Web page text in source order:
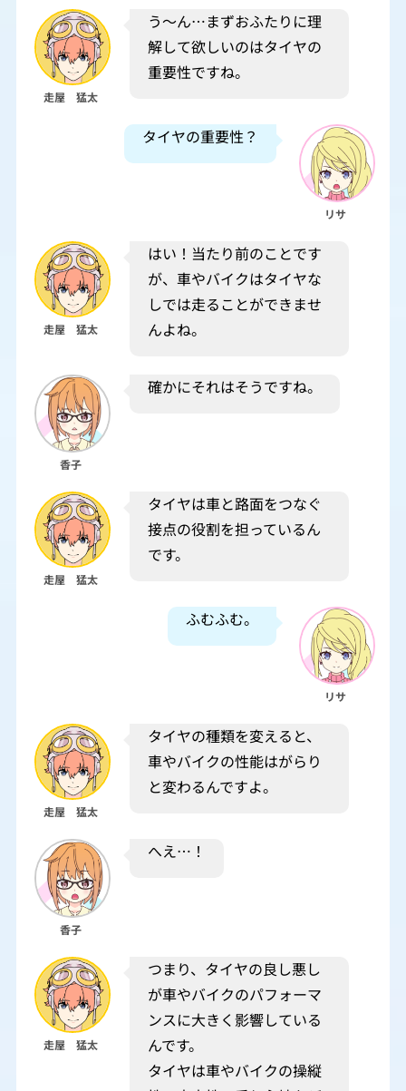
走屋 猛太
う～ん…まずおふたりに理
解して欲しいのはタイヤの
重要性ですね。
タイヤの重要性？
リサ
走屋 猛太
はい！当たり前のことです
が、車やバイクはタイヤな
しでは走ることができませ
んよね。
香子
確かにそれはそうですね。
走屋 猛太
タイヤは車と路面をつなぐ
接点の役割を担っているん
です。
ふむふむ。
リサ
走屋 猛太
タイヤの種類を変えると、
車やバイクの性能はがらり
と変わるんですよ。
香子
へえ…！
走屋 猛太
つまり、タイヤの良し悪し
が車やバイクのパフォーマ
ンスに大きく影響している
んです。
タイヤは車やバイクの操縦